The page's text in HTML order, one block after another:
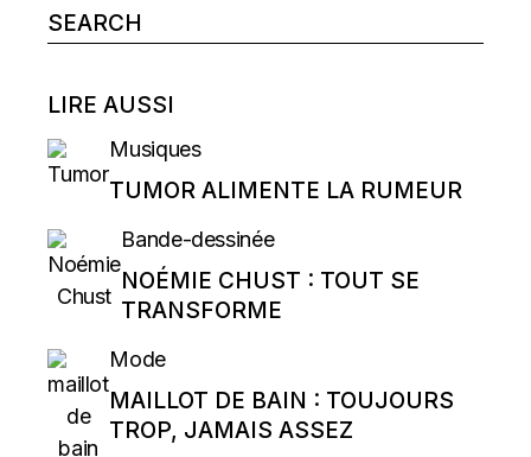
Search
for:
LIRE AUSSI
Musiques
TUMOR ALIMENTE LA RUMEUR
Bande-dessinée
NOÉMIE CHUST : TOUT SE
TRANSFORME
Mode
MAILLOT DE BAIN : TOUJOURS
TROP, JAMAIS ASSEZ